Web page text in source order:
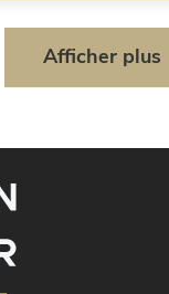
Afficher plus